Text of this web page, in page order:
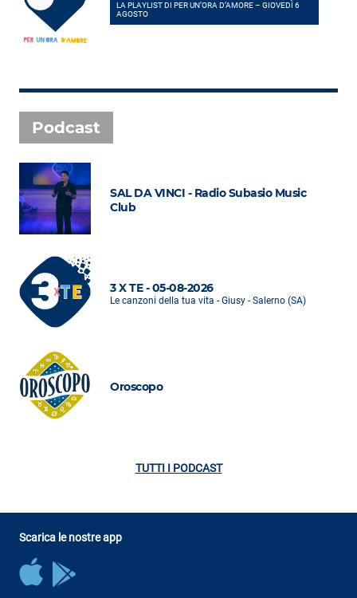
LA PLAYLIST DI PER UN’ORA D’AMORE – GIOVEDÌ 6
AGOSTO
Podcast
SAL DA VINCI - Radio Subasio Music
Club
3 X TE - 05-08-2026
Le canzoni della tua vita - Giusy - Salerno (SA)
Oroscopo
TUTTI I PODCAST
Scarica le nostre app